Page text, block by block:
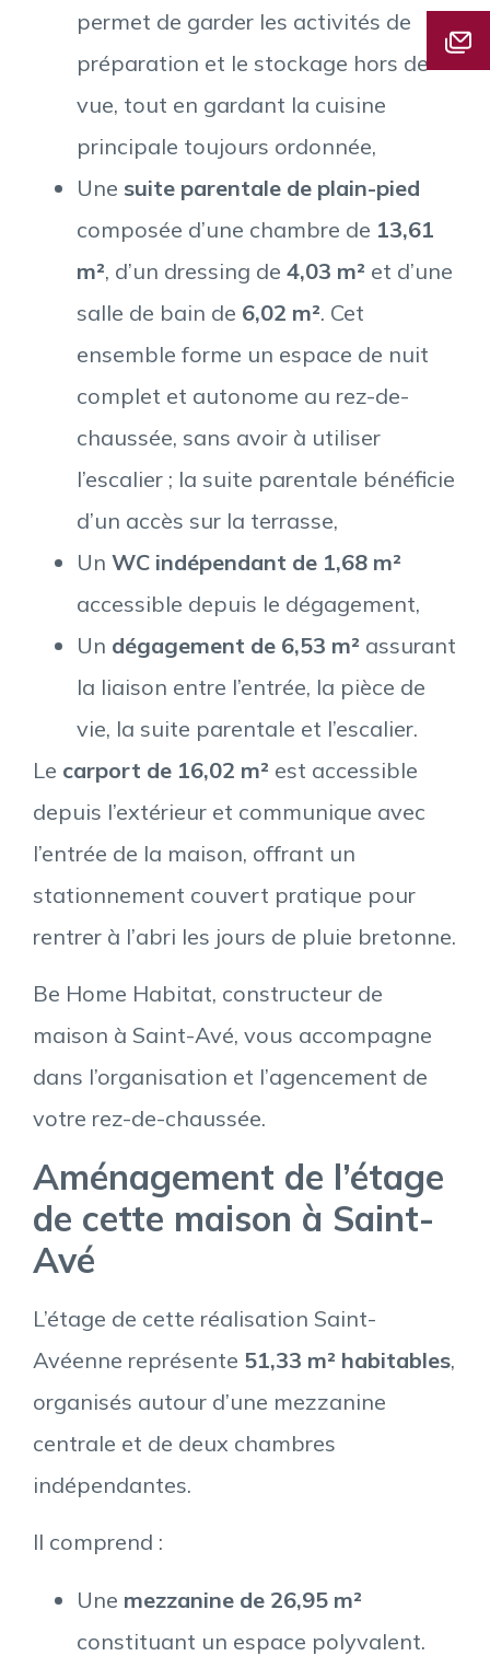
permet de garder les activités de
préparation et le stockage hors de
vue, tout en gardant la cuisine
principale toujours ordonnée,
Une suite parentale de plain-pied
composée d’une chambre de 13,61
m², d’un dressing de 4,03 m² et d’une
salle de bain de 6,02 m². Cet
ensemble forme un espace de nuit
complet et autonome au rez-de-
chaussée, sans avoir à utiliser
l’escalier ; la suite parentale bénéficie
d’un accès sur la terrasse,
Un WC indépendant de 1,68 m²
accessible depuis le dégagement,
Un dégagement de 6,53 m² assurant
la liaison entre l’entrée, la pièce de
vie, la suite parentale et l’escalier.
Le carport de 16,02 m² est accessible
depuis l’extérieur et communique avec
l’entrée de la maison, offrant un
stationnement couvert pratique pour
rentrer à l’abri les jours de pluie bretonne.
Be Home Habitat, constructeur de
maison à Saint-Avé, vous accompagne
dans l’organisation et l’agencement de
votre rez-de-chaussée.
Aménagement de l’étage
de cette maison à Saint-
Avé
L’étage de cette réalisation Saint-
Avéenne représente 51,33 m² habitables,
organisés autour d’une mezzanine
centrale et de deux chambres
indépendantes.
Il comprend :
Une mezzanine de 26,95 m²
constituant un espace polyvalent.